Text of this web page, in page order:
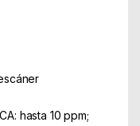
hasta 10 ppm;